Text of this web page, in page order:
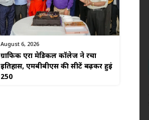
August 6, 2026
ग्राफिक एरा मेडिकल कॉलेज ने रचा
इतिहास, एमबीबीएस की सीटें बढ़कर हुईं
250